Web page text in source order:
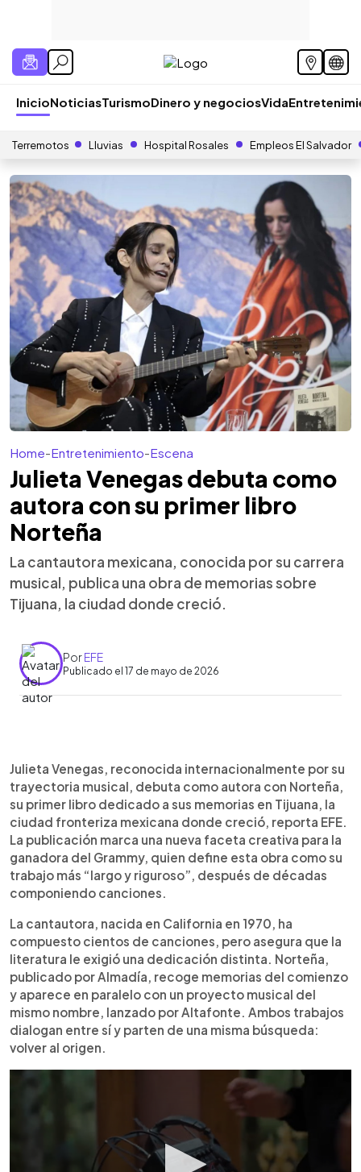
InicioNoticiasTurismoDinero y negociosVida
Terremotos Lluvias Hospital Rosales Empleos El Salvador
Home-Entretenimiento-Escena
Julieta Venegas debuta como
autora con su primer libro
Norteña
La cantautora mexicana, conocida por su carrera
musical, publica una obra de memorias sobre
Tijuana, la ciudad donde creció.
PorEFE
Publicado el 17 de mayo de 2026
► Escuchar artículo
Julieta Venegas, conocida internacionalmente por
su carrera musical, debuta como autora con
Norteña, su primer libro de memorias sobre
Tijuana, la ciudad donde creció. La obra,
publicada por Almadía, acompaña un proyecto
musical del mismo nombre y marca una nueva
etapa creativa para la cantautora mexicana. En
entrevista con EFE, Venegas explicó que la
literatura le exigió más tiempo que la música y
definió el libro como su trabajo más “largo y
riguroso”. Norteña aborda su infancia, la frontera,
la familia, el desarraigo y su vínculo con una ciudad
que considera más compleja que sus
representaciones mediáticas.
Julieta Venegas, reconocida internacionalmente por su
trayectoria musical, debuta como autora con Norteña,
su primer libro dedicado a sus memorias en Tijuana, la
ciudad fronteriza mexicana donde creció, reporta EFE.
La publicación marca una nueva faceta creativa para la
ganadora del Grammy, quien define esta obra como su
trabajo más “largo y riguroso”, después de décadas
componiendo canciones.
La cantautora, nacida en California en 1970, ha
compuesto cientos de canciones, pero asegura que la
literatura le exigió una dedicación distinta. Norteña,
publicado por Almadía, recoge memorias del comienzo
y aparece en paralelo con un proyecto musical del
mismo nombre, lanzado por Altafonte. Ambos trabajos
dialogan entre sí y parten de una misma búsqueda:
volver al origen.